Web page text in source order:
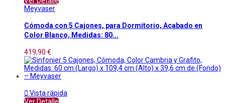
Meyvaser
Cómoda con 5 Cajones, para Dormitorio, Acabado en
Color Blanco, Medidas: 80...
419,90 €
 Vista rápida
Ver Detalle